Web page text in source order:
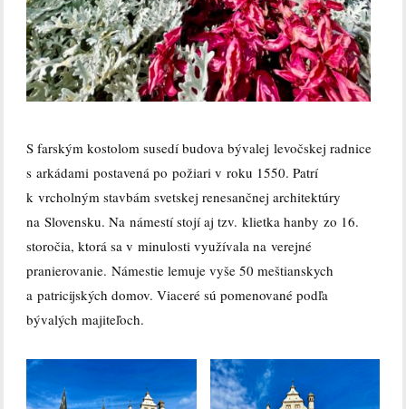
S farským kostolom susedí budova bývalej levočskej radnice
s arkádami postavená po požiari v roku 1550. Patrí
k vrcholným stavbám svetskej renesančnej architektúry
na Slovensku. Na námestí stojí aj tzv. klietka hanby zo 16.
storočia, ktorá sa v minulosti využívala na verejné
pranierovanie. Námestie lemuje vyše 50 meštianskych
a patricijských domov. Viaceré sú pomenované podľa
bývalých majiteľoch.